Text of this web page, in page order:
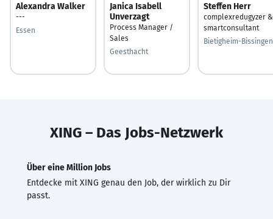
Alexandra Walker
---
Essen
Janica Isabell
Unverzagt
Process Manager /
Sales
Geesthacht
Steffen Herr
complexredugyzer &
smartconsultant
Bietigheim-Bissingen
XING – Das Jobs-Netzwerk
Über eine Million Jobs
Entdecke mit XING genau den Job, der wirklich zu Dir
passt.